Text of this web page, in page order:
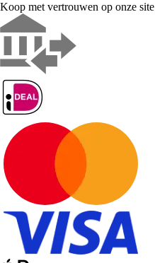
Koop met vertrouwen op onze site